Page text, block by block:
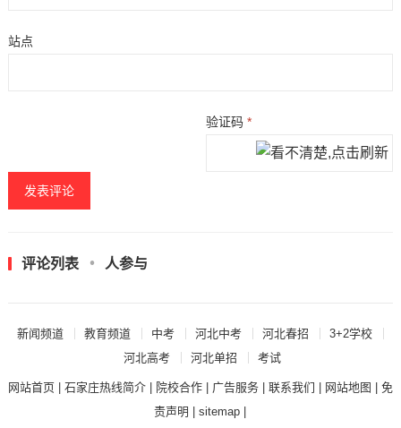
站点
验证码*
评论列表 人参与
新闻频道 教育频道 中考 河北中考 河北春招
3+2学校
河北高考
河北单招 考试
网站首页| 石家庄热线简介| 院校合作| 广告服务| 联系我们 网站地图
免
责声明
|sitemap